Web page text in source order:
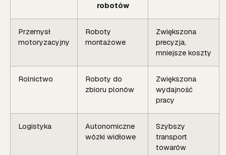
robotów
Przemysł
motoryzacyjny
Roboty
montażowe
Zwiększona
precyzja,
mniejsze koszty
Rolnictwo
Roboty do
zbioru plonów
Zwiększona
wydajność
pracy
Logistyka
Autonomiczne
wózki widłowe
Szybszy
transport
towarów